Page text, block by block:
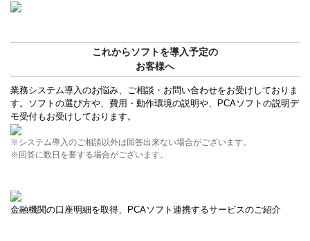
これからソフトを導入予定の
お客様へ
業務システム導入のお悩み、ご相談・お問い合わせをお受けしておりま
す。ソフトの選び方や、費用・動作環境の説明や、PCAソフトの説明デ
モ受付もお受けしております。
※システム導入のご相談以外は回答出来ない場合がございます。
※回答に数日を要する場合がございます。
金融機関の口座明細を取得、PCAソフト連携するサービスのご紹介